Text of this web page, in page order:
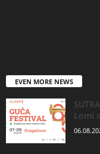
EVEN MORE NEWS
Lomi